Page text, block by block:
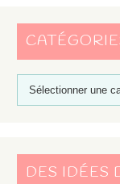
DES IDÉES